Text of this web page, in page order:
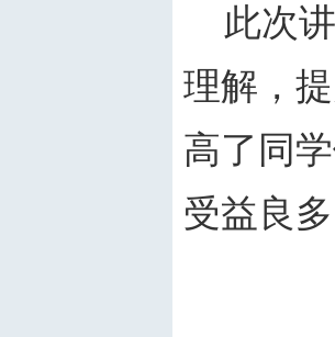
此次
理解，
高了同
受益良